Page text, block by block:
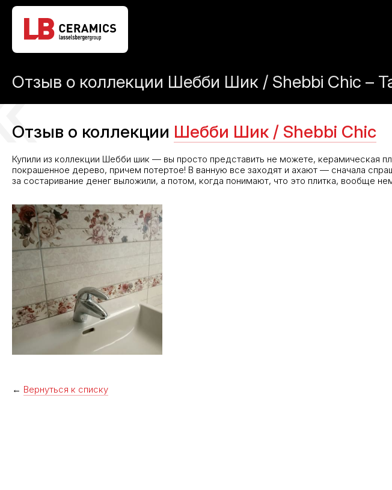
Отзыв о коллекции Шебби Шик / Shebbi Chic –
Отзыв о коллекции Шебби Шик / Shebbi Chic
Купили из коллекции Шебби шик — вы просто представить не можете, керамическая
покрашенное дерево, причем потертое! В ванную все заходят и ахают — сначала
за состаривание денег выложили, а потом, когда понимают, что это плитка, вообще
← Вернуться к списку